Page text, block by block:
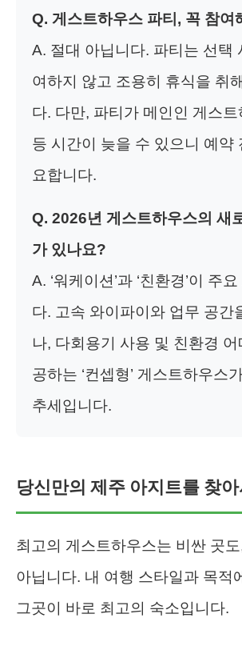
Q. 게스트하우스 파티, 꼭 참여
A. 절대 아닙니다. 파티는 선택
여하지 않고 조용히 휴식을 취
다. 다만, 파티가 메인인 게스
등 시간이 늦을 수 있으니 예약
요합니다.
Q. 2026년 게스트하우스의 새
가 있나요?
A. ‘워케이션’과 ‘친환경’이 주
다. 고속 와이파이와 업무 공간
나, 다회용기 사용 및 친환경
공하는 ‘컨셉형’ 게스트하우스
추세입니다.
당신만의 제주 아지트를 찾아
최고의 게스트하우스는 비싼 곳
아닙니다. 내 여행 스타일과 목적
그곳이 바로 최고의 숙소입니다.